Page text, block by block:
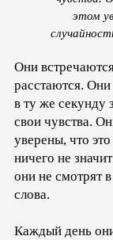
этом
Они
расстаются.
в ту же секунду
свои чувства.
уверены, что
ничего не
они не смотрят
слова.
Каждый день